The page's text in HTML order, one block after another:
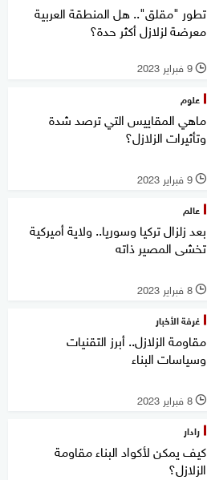
تطور "مقلق".. هل المنطقة العربية
معرضة لزلازل أكثر حدة؟
l 9 فبراير 2023
علوم
ماهي المقاييس التي ترصد شدة
وتأثيرات الزلازل؟
l 9 فبراير 2023
عالم
بعد زلزال تركيا وسوريا.. ولاية أميركية
تخشى المصير ذاته
l 8 فبراير 2023
غرفة الأخبار
مقاومة الزلازل.. أبرز التقنيات
وسياسات البناء
l 8 فبراير 2023
رادار
كيف يمكن لأكواد البناء مقاومة
الزلازل؟